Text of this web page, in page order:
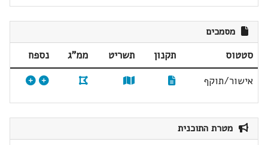
מסמכים
סטטוס תקנון תשריט ממ"ג
נספח
אישור/תוקף
מטרת התוכנית